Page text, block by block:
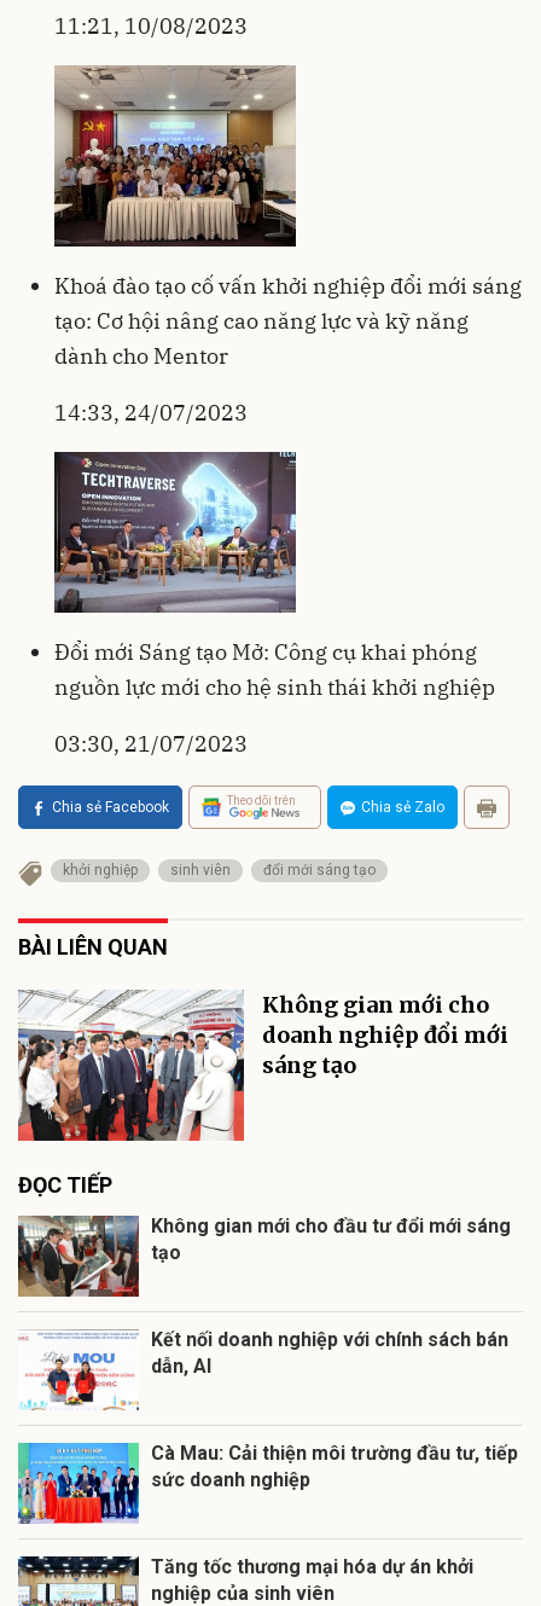
11:21, 10/08/2023
Khoá đào tạo cố vấn khởi nghiệp đổi mới sáng
tạo: Cơ hội nâng cao năng lực và kỹ năng
dành cho Mentor
14:33, 24/07/2023
Đổi mới Sáng tạo Mở: Công cụ khai phóng
nguồn lực mới cho hệ sinh thái khởi nghiệp
03:30, 21/07/2023
Chia sẻ Facebook Theo dõi trên Chia sẻ Zalo
khởi nghiệp sinh viên đổi mới sáng tạo
BÀI LIÊN QUAN
Không gian mới cho
doanh nghiệp đổi mới
sáng tạo
ĐỌC TIẾP
Không gian mới cho đầu tư đổi mới sáng
tạo
Kết nối doanh nghiệp với chính sách bán
dẫn, AI
Cà Mau: Cải thiện môi trường đầu tư, tiếp
sức doanh nghiệp
Tăng tốc thương mại hóa dự án khởi
nghiệp của sinh viên